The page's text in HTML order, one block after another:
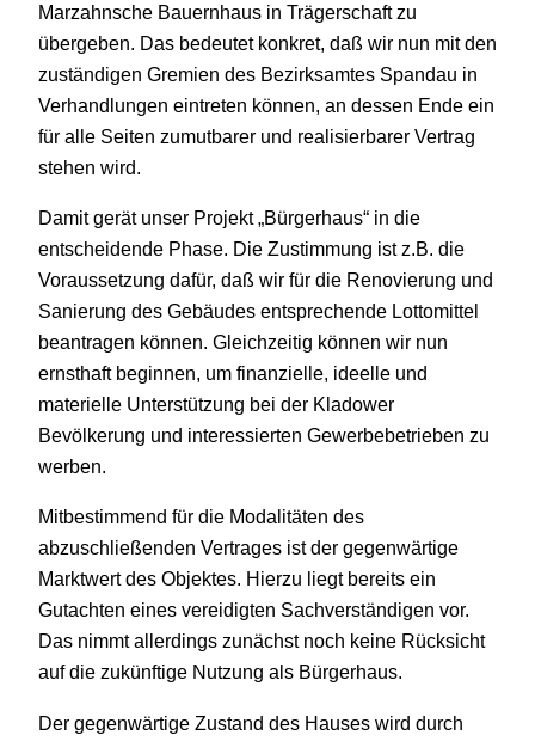
Marzahnsche Bauernhaus in Trägerschaft zu
übergeben. Das bedeutet konkret, daß wir nun mit den
zuständigen Gremien des Bezirksamtes Spandau in
Verhandlungen eintreten können, an dessen Ende ein
für alle Seiten zumutbarer und realisierbarer Vertrag
stehen wird.
Damit gerät unser Projekt „Bürgerhaus“ in die
entscheidende Phase. Die Zustimmung ist z.B. die
Voraussetzung dafür, daß wir für die Renovierung und
Sanierung des Gebäudes entsprechende Lottomittel
beantragen können. Gleichzeitig können wir nun
ernsthaft beginnen, um finanzielle, ideelle und
materielle Unterstützung bei der Kladower
Bevölkerung und interessierten Gewerbebetrieben zu
werben.
Mitbestimmend für die Modalitäten des
abzuschließenden Vertrages ist der gegenwärtige
Marktwert des Objektes. Hierzu liegt bereits ein
Gutachten eines vereidigten Sachverständigen vor.
Das nimmt allerdings zunächst noch keine Rücksicht
auf die zukünftige Nutzung als Bürgerhaus.
Der gegenwärtige Zustand des Hauses wird durch